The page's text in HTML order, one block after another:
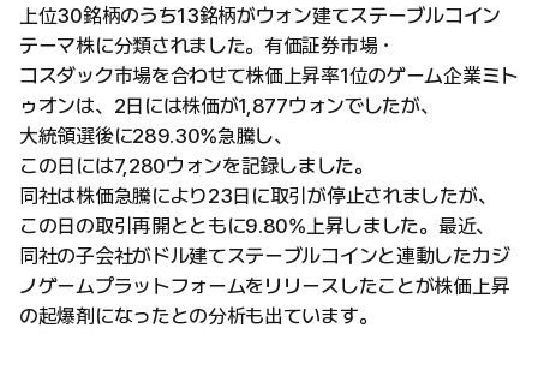
上位30銘柄のうち13銘柄がウォン建てステーブルコイン
テーマ株に分類されました。有価証券市場・
コスダック市場を合わせて株価上昇率1位のゲーム企業ミト
ゥオンは、2日には株価が1,877ウォンでしたが、
大統領選後に289.30%急騰し、
この日には7,280ウォンを記録しました。
同社は株価急騰により23日に取引が停止されましたが、
この日の取引再開とともに9.80%上昇しました。最近、
同社の子会社がドル建てステーブルコインと連動したカジ
ノゲームプラットフォームをリリースしたことが株価上昇
の起爆剤になったとの分析も出ています。